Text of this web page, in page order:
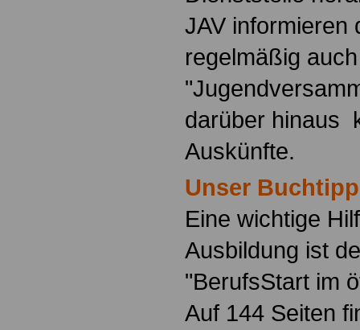
JAV informieren
regelmäßig
darüber hinaus
Auskünfte.
Unser Buchtipp
Eine wichtige
Ausbildung ist
"BerufsStart im
Auf 144 Seiten